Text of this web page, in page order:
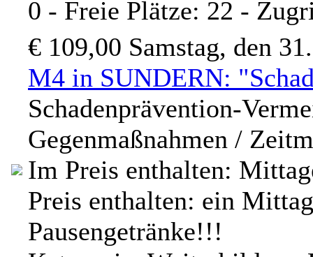
0 - Freie Plätze: 22 -
€ 109,00 Samstag, den
M4 in SUNDERN:
Schadenprävention-
Gegenmaßnahmen /
Im Preis enthalten:
Preis enthalten: ein
Pausengetränke!!!